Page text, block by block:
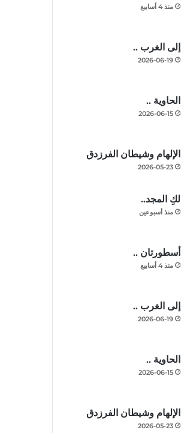
منذ 4 أسابيع
إلى الغرب ..
2026-06-19
الحاوية ..
2026-06-15
الإلهام وشيطان الفرزدق
2026-05-23
لكِ المجد..
منذ أسبوعين
أسطورتان ..
منذ 4 أسابيع
إلى الغرب ..
2026-06-19
الحاوية ..
2026-06-15
الإلهام وشيطان الفرزدق
2026-05-23